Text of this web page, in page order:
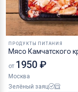
ПРОДУКТЫ ПИТАНИЯ
Мясо Камчатского
от 1950 ₽
Москва
Зелёный заяц